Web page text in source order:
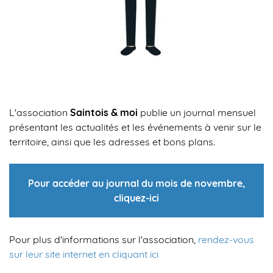
L'association Saintois & moi publie un journal mensuel
présentant les actualités et les événements à venir sur le
territoire, ainsi que les adresses et bons plans.
Pour accéder au journal du mois de novembre,
cliquez-ici
Pour plus d'informations sur l'association, rendez-vous
sur leur site internet en cliquant ici